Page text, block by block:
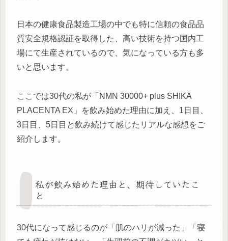
日本の健康食品製造工場の中でも特に信頼の食品品
質安全規格認証を取得した、高い技術を持つ国内工
場にて生産されているので、気になっている方も多
いと思います。
ここでは30代の私が「NMN 30000+ plus SHIKA
PLACENTA EX」を飲み始めた理由に加え、1日目、
3日目、5日目と飲み続けて感じたリアルな感想をご
紹介します。
私が飲み始めた理由と、期待していたこ
と
30代になって感じるのが「肌のハリが減った」「寝